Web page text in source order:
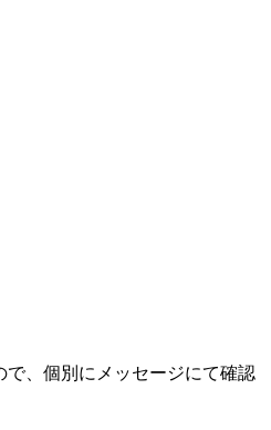
、個別にメッセージにて確認